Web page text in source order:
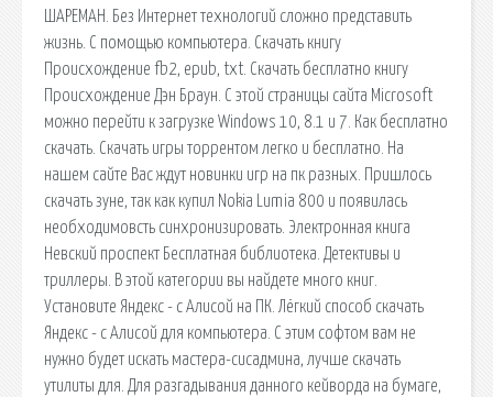
ШАРЕМАН. Без Интернет технологий сложно представить
жизнь. С помощью компьютера. Скачать книгу
Происхождение fb2, epub, txt. Скачать бесплатно книгу
Происхождение Дэн Браун. С этой страницы сайта Microsoft
можно перейти к загрузке Windows 10, 8.1 и 7. Как бесплатно
скачать. Скачать игры торрентом легко и бесплатно. На
нашем сайте Вас ждут новинки игр на пк разных. Пришлось
скачать зуне, так как купил Nokia Lumia 800 и появилась
необходимовсть синхронизировать. Электронная книга
Невский проспект Бесплатная библиотека. Детективы и
триллеры. В этой категории вы найдете много книг.
Установите Яндекс - с Алисой на ПК. Лёгкий способ скачать
Яндекс - с Алисой для компьютера. С этим софтом вам не
нужно будет искать мастера-сисадмина, лучше скачать
утилиты для. Для разгадывания данного кейворда на бумаге,